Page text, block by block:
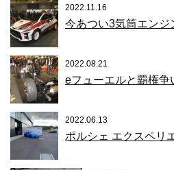
2022.11.16
今あつい3気筒エンジ
2022.08.21
eフューエルと覇権争
2022.06.13
ポルシェ エクスペリ